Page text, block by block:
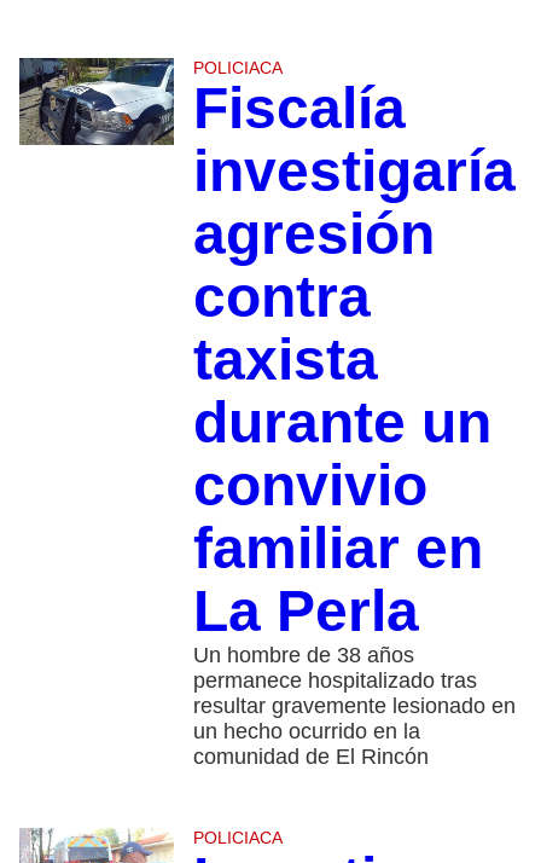
POLICIACA
Fiscalía
investigaría
agresión
contra
taxista
durante un
convivio
familiar en
La Perla
Un hombre de 38 años
permanece hospitalizado tras
resultar gravemente lesionado en
un hecho ocurrido en la
comunidad de El Rincón
POLICIACA